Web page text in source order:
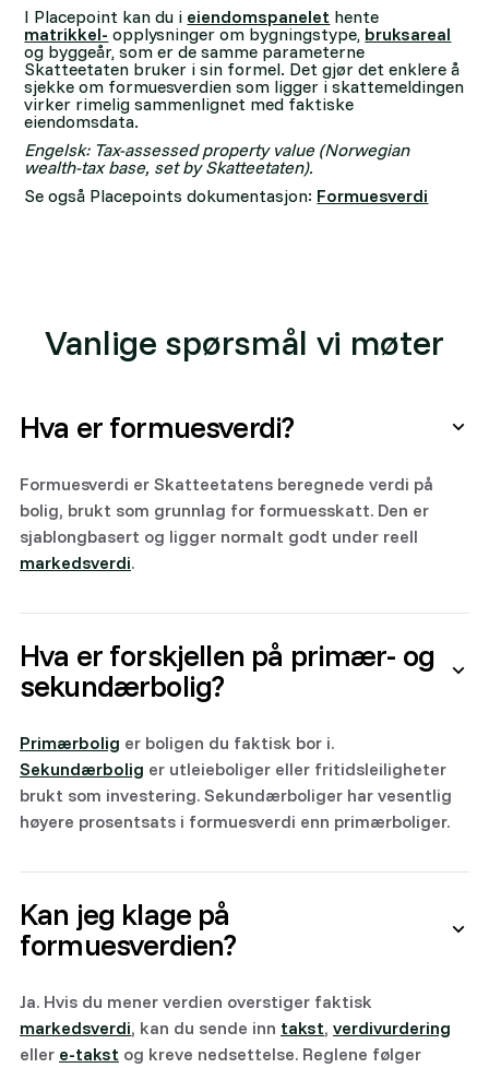
I Placepoint kan du i eiendomspanelet hente
matrikkel- opplysninger om bygningstype, bruksareal
og byggeår, som er de samme parameterne
Skatteetaten bruker i sin formel. Det gjør det enklere å
sjekke om formuesverdien som ligger i skattemeldingen
virker rimelig sammenlignet med faktiske
eiendomsdata.
Engelsk: Tax-assessed property value (Norwegian
wealth-tax base, set by Skatteetaten).
Se også Placepoints dokumentasjon: Formuesverdi
Vanlige spørsmål vi møter
Hva er formuesverdi?
Formuesverdi er Skatteetatens beregnede verdi på
bolig, brukt som grunnlag for formuesskatt. Den er
sjablongbasert og ligger normalt godt under reell
markedsverdi.
Hva er forskjellen på primær- og
sekundærbolig?
Primærbolig er boligen du faktisk bor i.
Sekundærbolig er utleieboliger eller fritidsleiligheter
brukt som investering. Sekundærboliger har vesentlig
høyere prosentsats i formuesverdi enn primærboliger.
Kan jeg klage på
formuesverdien?
Ja. Hvis du mener verdien overstiger faktisk
markedsverdi, kan du sende inn takst, verdivurdering
eller e-takst og kreve nedsettelse. Reglene følger